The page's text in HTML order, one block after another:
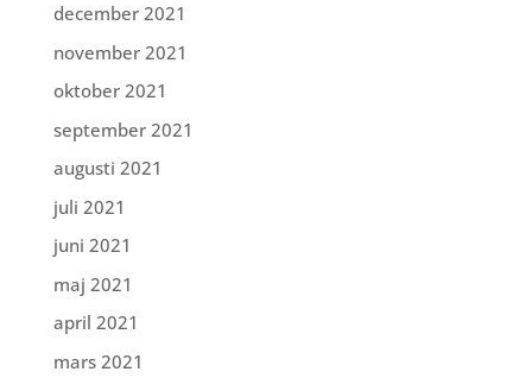
december 2021
november 2021
oktober 2021
september 2021
augusti 2021
juli 2021
juni 2021
maj 2021
april 2021
mars 2021